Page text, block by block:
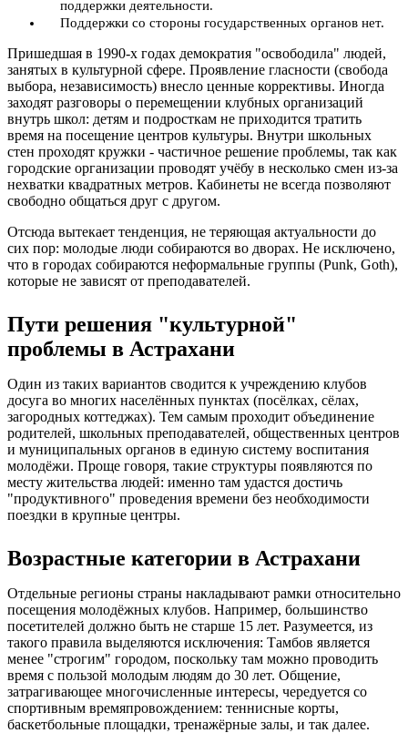
поддержки деятельности.
Поддержки со стороны государственных органов нет.
Пришедшая в 1990-х годах демократия "освободила" людей,
занятых в культурной сфере. Проявление гласности (свобода
выбора, независимость) внесло ценные коррективы. Иногда
заходят разговоры о перемещении клубных организаций
внутрь школ: детям и подросткам не приходится тратить
время на посещение центров культуры. Внутри школьных
стен проходят кружки - частичное решение проблемы, так как
городские организации проводят учёбу в несколько смен из-за
нехватки квадратных метров. Кабинеты не всегда позволяют
свободно общаться друг с другом.
Отсюда вытекает тенденция, не теряющая актуальности до
сих пор: молодые люди собираются во дворах. Не исключено,
что в городах собираются неформальные группы (Punk, Goth),
которые не зависят от преподавателей.
Пути решения "культурной"
проблемы в Астрахани
Один из таких вариантов сводится к учреждению клубов
досуга во многих населённых пунктах (посёлках, сёлах,
загородных коттеджах). Тем самым проходит объединение
родителей, школьных преподавателей, общественных центров
и муниципальных органов в единую систему воспитания
молодёжи. Проще говоря, такие структуры появляются по
месту жительства людей: именно там удастся достичь
"продуктивного" проведения времени без необходимости
поездки в крупные центры.
Возрастные категории в Астрахани
Отдельные регионы страны накладывают рамки относительно
посещения молодёжных клубов. Например, большинство
посетителей должно быть не старше 15 лет. Разумеется, из
такого правила выделяются исключения: Тамбов является
менее "строгим" городом, поскольку там можно проводить
время с пользой молодым людям до 30 лет. Общение,
затрагивающее многочисленные интересы, чередуется со
спортивным времяпровождением: теннисные корты,
баскетбольные площадки, тренажёрные залы, и так далее.